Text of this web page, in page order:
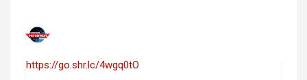
https://go.shr.lc/4wgq0tO